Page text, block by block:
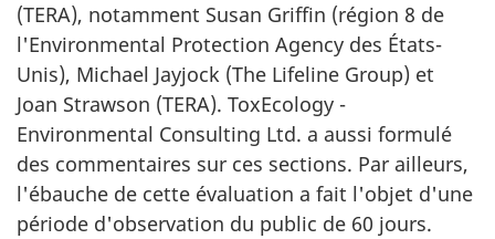
(TERA), notamment Susan Griffin (région 8 de
l'Environmental Protection Agency des États-
Unis), Michael Jayjock (The Lifeline Group) et
Joan Strawson (TERA). ToxEcology -
Environmental Consulting Ltd. a aussi formulé
des commentaires sur ces sections. Par ailleurs,
l'ébauche de cette évaluation a fait l'objet d'une
période d'observation du public de 60 jours.